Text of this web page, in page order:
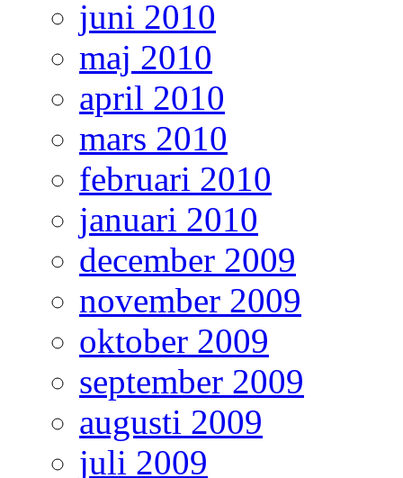
juni 2010
maj 2010
april 2010
mars 2010
februari 2010
januari 2010
december 2009
november 2009
oktober 2009
september 2009
augusti 2009
juli 2009